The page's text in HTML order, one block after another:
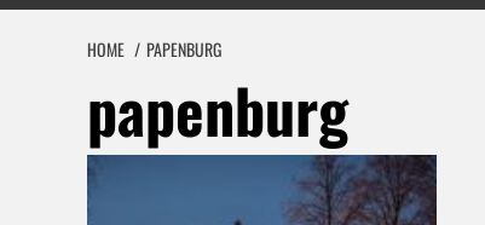
HOME PAPENBURG
papenburg